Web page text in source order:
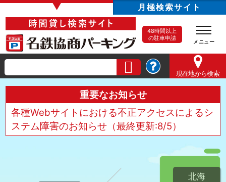
▼ 月極検索サイト
48時間以上
の駐車申請
現在地から検索
重要なお知らせ
各種Webサイトにおける不正アクセスによるシ
ステム障害のお知らせ（最終更新:8/5）
北海